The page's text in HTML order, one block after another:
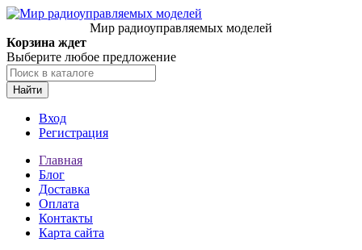
Мир радиоуправляемых моделей
Корзина ждет
Выберите любое предложение
Найти
Вход
Регистрация
Главная
Блог
Доставка
Оплата
Контакты
Карта сайта